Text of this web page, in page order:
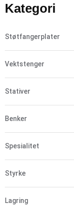
Kategori
Støtfangerplater
Vektstenger
Stativer
Benker
Spesialitet
Styrke
Lagring